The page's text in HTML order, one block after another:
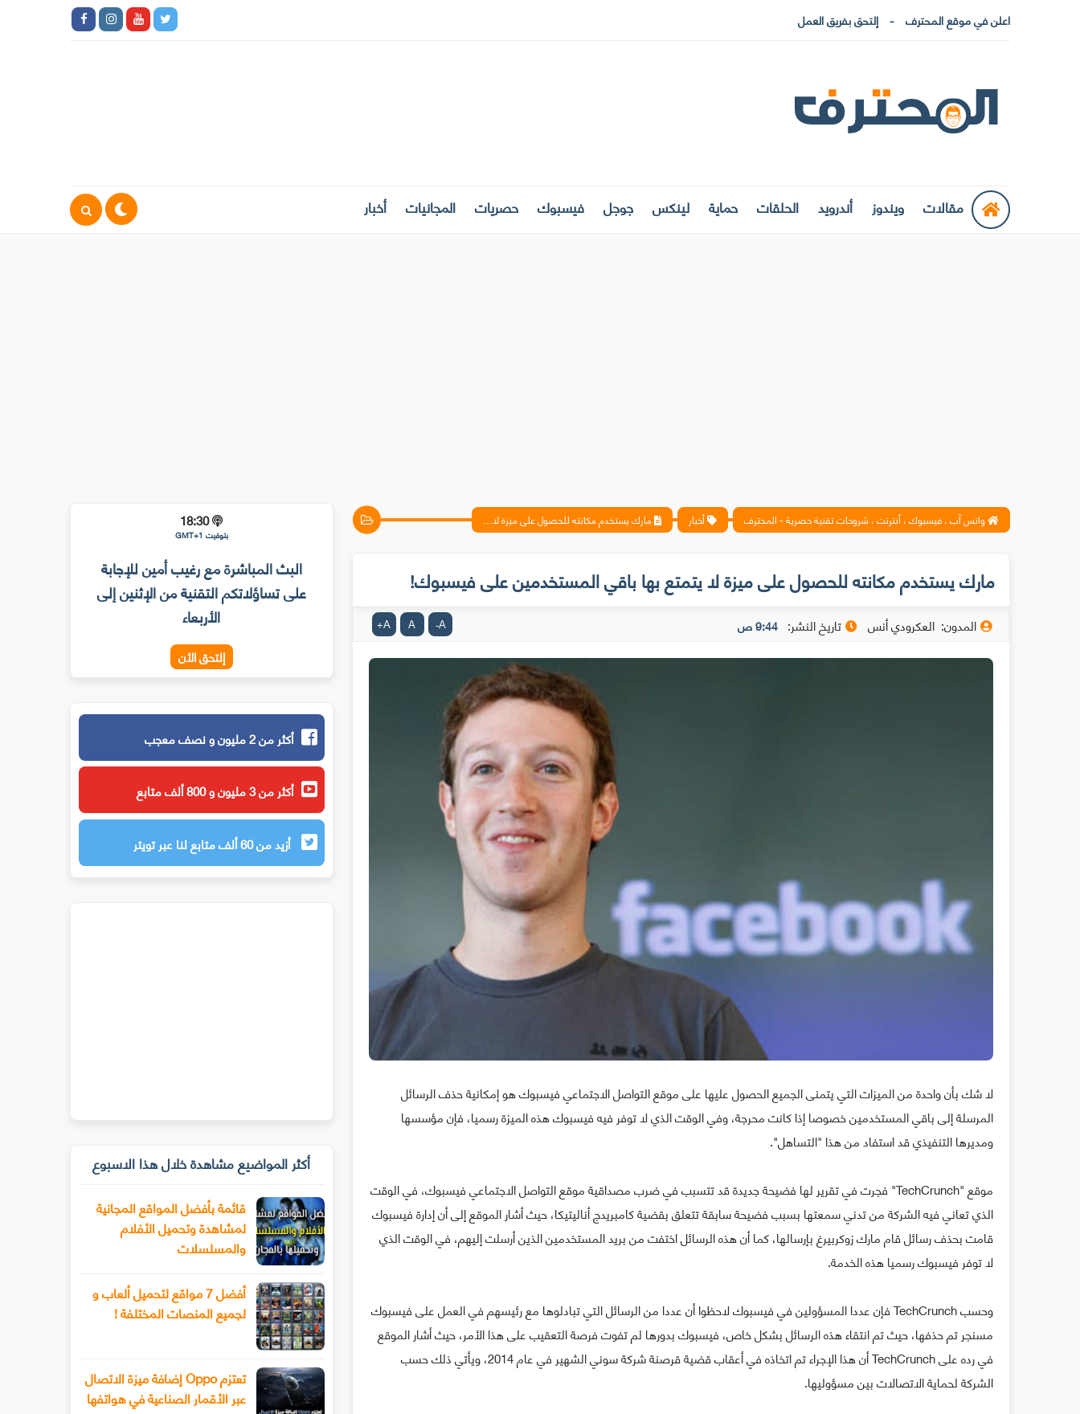
اعلن في موقع المحترف إلتحق بفريق العمل
مقالات ويندوز أندرويد الحلقات حماية لينكس جوجل فيسبوك حصريات المجانيات أخبار
واتس آب ، فيسبوك ، أنترنت ، شروحات تقنية حصرية - المحترف أخبار مارك يستخدم مكانته للحصول على ميزة لا يتمتع بها باقي المستخدمين على فيسبوك!
مارك يستخدم مكانته للحصول على ميزة لا يتمتع بها باقي المستخدمين على فيسبوك!
المدون: العكرودي أنس تاريخ النشر: 9:44 ص A
-
A
A
+
لا شك بأن واحدة من الميزات التي يتمنى الجميع الحصول عليها على موقع التواصل الاجتماعي فيسبوك هو إمكانية حذف الرسائل
المرسلة إلى باقي المستخدمين خصوصا إذا كانت محرجة، وفي الوقت الذي لا توفر فيه فيسبوك هذه الميزة رسميا، فإن مؤسسها
ومديرها التنفيذي قد استفاد من هذا "التساهل".
موقع "TechCrunch" فجرت في تقرير لها فضيحة جديدة قد تتسبب في ضرب مصداقية موقع التواصل الاجتماعي فيسبوك، في الوقت
الذي تعاني فيه الشركة من تدني سمعتها بسبب فضيحة سابقة تتعلق بقضية كامبريدج أناليتيكا، حيث أشار الموقع إلى أن إدارة فيسبوك
قامت بحذف رسائل قام مارك زوكربيرغ بإرسالها، كما أن هذه الرسائل اختفت من بريد المستخدمين الذين أرسلت إليهم، في الوقت الذي
لا توفر فيسبوك رسميا هذه الخدمة.
وحسب TechCrunch فإن عددا المسؤولين في فيسبوك لاحظوا أن عددا من الرسائل التي تبادلوها مع رئيسهم في العمل على فيسبوك
مسنجر تم حذفها، حيث تم انتقاء هذه الرسائل بشكل خاص، فيسبوك بدورها لم تفوت فرصة التعقيب على هذا الأمر، حيث أشار الموقع
في رده على TechCrunch أن هذا الإجراء تم اتخاذه في أعقاب قضية قرصنة شركة سوني الشهير في عام 2014، ويأتي ذلك حسب
الشركة لحماية الاتصالات بين مسؤوليها.
18:30
بتوقيت GMT+1
البث المباشرة مع رغيب أمين للإجابة
على تساؤلاتكم التقنية من الإثنين إلى
الأربعاء
إلتحق الأن
أكثر من 2 مليون و نصف معجب
أكثر من 3 مليون و 800 ألف متابع
أزيد من 60 ألف متابع لنا عبر تويتر
أكثر المواضيع مشاهدة خلال هذا الاسبوع
قائمة بأفضل المواقع المجانية
لمشاهدة وتحميل الأفلام
والمسلسلات
أفضل 7 مواقع لتحميل ألعاب و
لجميع المنصات المختلفة !
تعتزم Oppo إضافة ميزة الاتصال
عبر الأقمار الصناعية في هواتفها